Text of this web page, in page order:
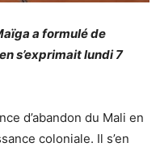
a formulé de
s’exprimait lundi 7
d’abandon du Mali en
coloniale. Il s’en